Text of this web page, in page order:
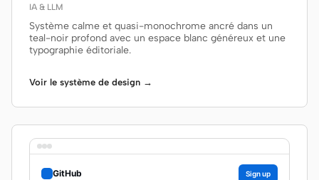
IA & LLM
Système calme et quasi-monochrome ancré dans un
teal-noir profond avec un espace blanc généreux et une
typographie éditoriale.
Voir le système de design →
GitHub Sign up